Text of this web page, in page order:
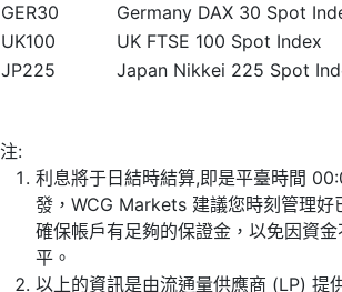
GER30
Germany DAX 30 Spot
UK100
UK FTSE 100 Spot Index
JP225
Japan Nikkei 225 Spot
注:
利息將于日結時結算,即是平臺時間
發，WCG Markets 建議您時刻管理好
確保帳戶有足夠的保證金，以免因資
平。
以上的資訊是由流通量供應商 (LP) 提